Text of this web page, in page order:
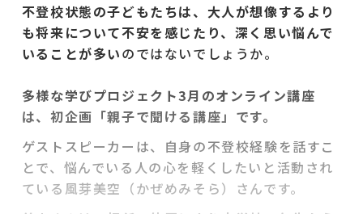
不登校状態の子どもたちは、大人が想像するより
も将来について不安を感じたり、深く思い悩んで
いることが多いのではないでしょうか。
多様な学びプロジェクト3月のオンライン講座
は、初企画「親子で聞ける講座」です。
ゲストスピーカーは、自身の不登校経験を話すこ
とで、悩んでいる人の心を軽くしたいと活動され
ている風芽美空（かぜめみそら）さんです。